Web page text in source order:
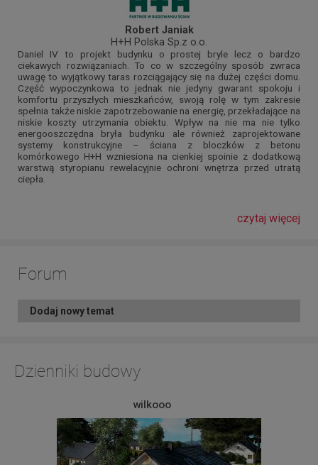
Robert Janiak
H+H Polska Sp.z o.o.
Daniel IV to projekt budynku o prostej bryle lecz o bardzo
ciekawych rozwiązaniach. To co w szczególny sposób zwraca
uwagę to wyjątkowy taras rozciągający się na dużej części domu.
Część wypoczynkowa to jednak nie jedyny gwarant spokoju i
komfortu przyszłych mieszkańców, swoją rolę w tym zakresie
spełnia także niskie zapotrzebowanie na energię, przekładające na
niskie koszty utrzymania obiektu. Wpływ na nie ma nie tylko
energooszczędna bryła budynku ale również zaprojektowane
systemy konstrukcyjne – ściana z bloczków z betonu
komórkowego H+H wzniesiona na cienkiej spoinie z dodatkową
warstwą styropianu rewelacyjnie ochroni wnętrza przed utratą
ciepła.
czytaj więcej
Forum
Dodaj nowy temat
Dzienniki budowy
wilkooo